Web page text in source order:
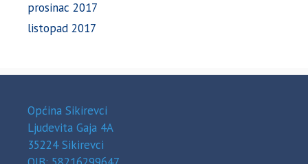
prosinac 2017
listopad 2017
Općina Sikirevci
Ljudevita Gaja 4A
35224 Sikirevci